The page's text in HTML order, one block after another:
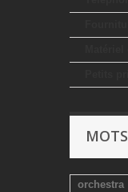
orchestra